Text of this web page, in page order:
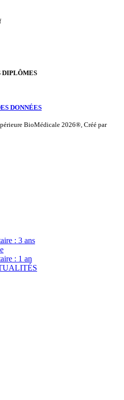
DIPLÔMES
DONNÉES
BioMédicale 2026®, Créé par
: 3 ans
: 1 an